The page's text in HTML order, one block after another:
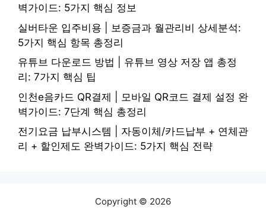
벽가이드: 5가지 핵심 정보
실버타운 입주비용 | 보증금과 월관리비 상세분석:
5가지 핵심 항목 총정리
유튜브 다운로드 방법 | 유튜브 영상 저장 앱 총정
리: 7가지 핵심 팁
인천e음카드 QR결제 | 모바일 QR코드 결제 설정 완
벽가이드: 7단계 핵심 총정리
전기요금 납부시스템 | 자동이체/카드납부 + 연체관
리 + 할인제도 완벽가이드: 5가지 핵심 전략
Copyright © 2026